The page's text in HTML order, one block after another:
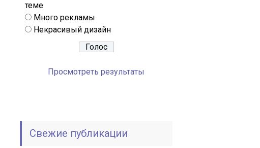
теме
Много рекламы
Некрасивый дизайн
Просмотреть результаты
Свежие публикации